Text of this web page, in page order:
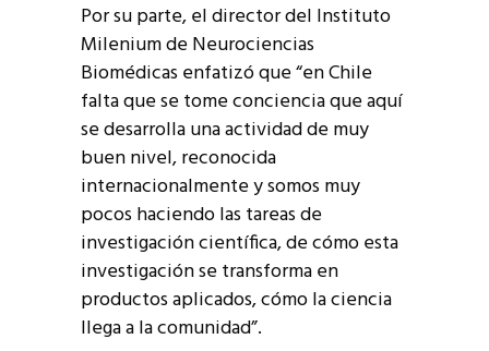
Por su parte, el director del Instituto
Milenium de Neurociencias
Biomédicas enfatizó que “en Chile
falta que se tome conciencia que aquí
se desarrolla una actividad de muy
buen nivel, reconocida
internacionalmente y somos muy
pocos haciendo las tareas de
investigación científica, de cómo esta
investigación se transforma en
productos aplicados, cómo la ciencia
llega a la comunidad”.